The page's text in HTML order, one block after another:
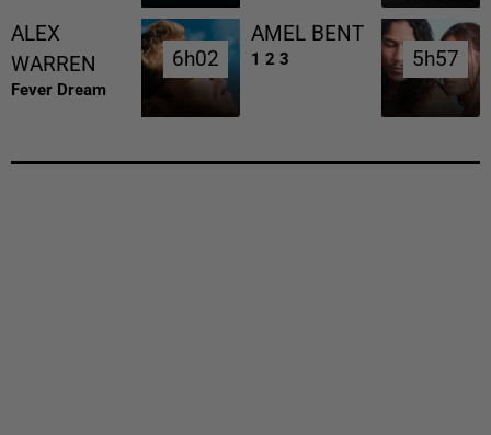
ALEX
WARREN
Fever Dream
6h02
6h02
AMEL BENT
1 2 3 5h57
5h57